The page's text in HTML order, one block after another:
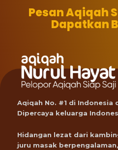
Pesan Aqiqah
Dapatkan
Aqiqah No. #1 di Indonesia
Dipercaya keluarga
Hidangan lezat dari
juru masak